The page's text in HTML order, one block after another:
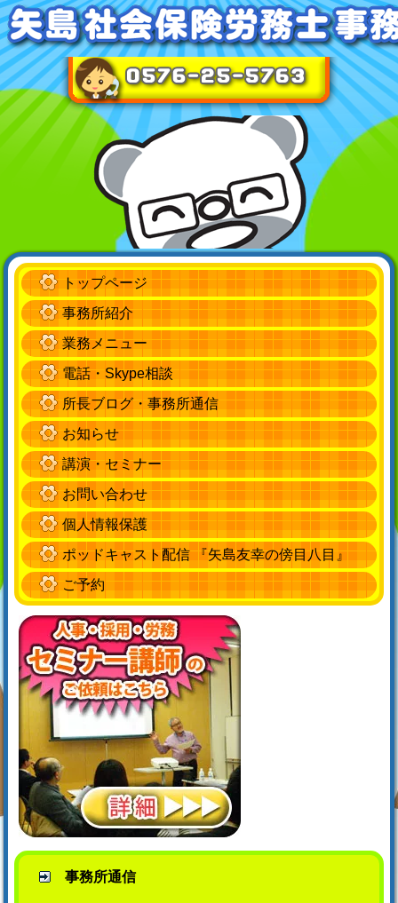
トップページ
事務所紹介
業務メニュー
電話・Skype相談
所長ブログ・事務所通信
お知らせ
講演・セミナー
お問い合わせ
個人情報保護
ポッドキャスト配信 『矢島友幸の傍目八目』
ご予約
事務所通信